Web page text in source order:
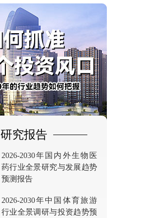
研究报告
2026-2030年国内外生物医
药行业全景研究与发展趋势
预测报告
2026-2030年中国体育旅游
行业全景调研与投资趋势预